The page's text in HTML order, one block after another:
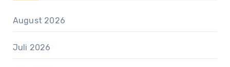
August 2026
Juli 2026